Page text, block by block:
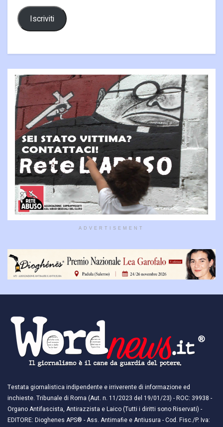
Iscriviti
ADVERTISEMENT
Testata giornalistica indipendente e irriverente di informazione ed
inchieste. Tribunale di Roma (Aut. n. 11/2023 del 19/01/23) - ROC: 39938 -
Organo Antifascista, Antirazzista e Laico (Tutti i diritti sono Riservati) -
EDITORE: Dioghenes APS® - Ass. Antimafie e Antiusura - Cod. Fisc./P. Iva: